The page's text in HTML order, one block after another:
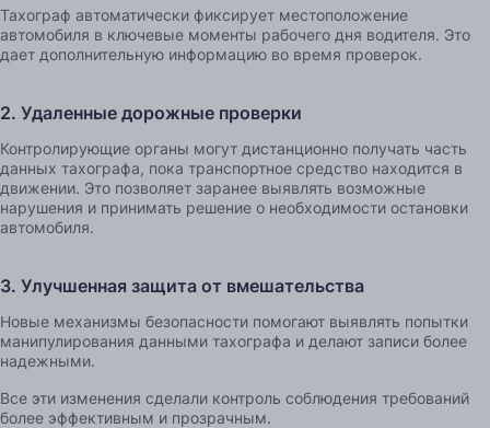
Тахограф автоматически фиксирует местоположение
автомобиля в ключевые моменты рабочего дня водителя. Это
дает дополнительную информацию во время проверок.
2. Удаленные дорожные проверки
Контролирующие органы могут дистанционно получать часть
данных тахографа, пока транспортное средство находится в
движении. Это позволяет заранее выявлять возможные
нарушения и принимать решение о необходимости остановки
автомобиля.
3. Улучшенная защита от вмешательства
Новые механизмы безопасности помогают выявлять попытки
манипулирования данными тахографа и делают записи более
надежными.
Все эти изменения сделали контроль соблюдения требований
более эффективным и прозрачным.